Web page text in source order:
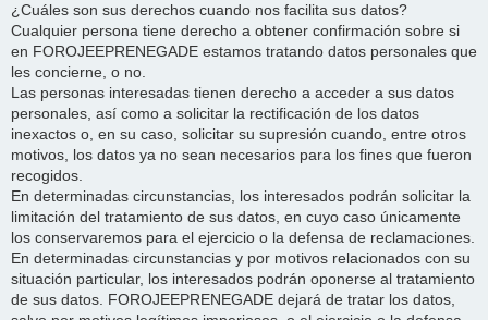
¿Cuáles son sus derechos cuando nos facilita sus datos?
Cualquier persona tiene derecho a obtener confirmación sobre si
en FOROJEEPRENEGADE estamos tratando datos personales que
les concierne, o no.
Las personas interesadas tienen derecho a acceder a sus datos
personales, así como a solicitar la rectificación de los datos
inexactos o, en su caso, solicitar su supresión cuando, entre otros
motivos, los datos ya no sean necesarios para los fines que fueron
recogidos.
En determinadas circunstancias, los interesados podrán solicitar la
limitación del tratamiento de sus datos, en cuyo caso únicamente
los conservaremos para el ejercicio o la defensa de reclamaciones.
En determinadas circunstancias y por motivos relacionados con su
situación particular, los interesados podrán oponerse al tratamiento
de sus datos. FOROJEEPRENEGADE dejará de tratar los datos,